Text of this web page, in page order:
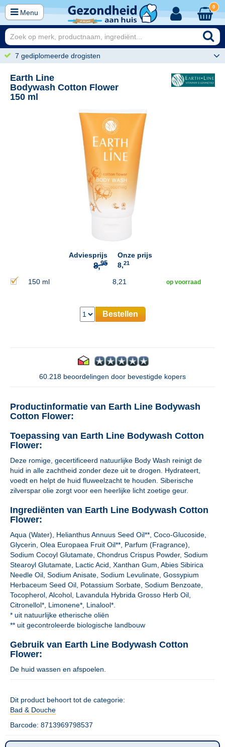
Menu
0
7 gediplomeerde drogisten
Earth Line
Bodywash Cotton Flower
150 ml
Adviesprijs
Onze prijs
8,21
150 ml 8,21 op voorraad
Bestellen
60.218 beoordelingen door bevestigde kopers
Productinformatie van Earth Line Bodywash
Cotton Flower:
Toepassing van Earth Line Bodywash Cotton
Flower:
Deze romige, gecertificeerd natuurlijke Body Wash reinigt de
huid in alle zachtheid zonder deze uit te drogen. Hydrateert,
voedt en helpt de huid fluweelzacht te houden. Siberische
zilverspar olie zorgt voor een heerlijke licht zoetige geur.
Ingrediënten van Earth Line Bodywash Cotton
Flower:
Aqua (Water), Helianthus Annuus Seed Oil**, Coco-Glucoside,
Glycerin, Olea Europaea Fruit Oil**, Parfum (Fragrance),
Sodium Cocoyl Glutamate, Chondrus Crispus Powder, Sodium
Stearoyl Glutamate, Lactic Acid, Xanthan Gum, Abies Sibirica
Needle Oil, Sodium Anisate, Sodium Levulinate, Gossypium
Herbaceum Seed Oil, Potassium Sorbate, Sodium Benzoate,
Tocopherol, Alcohol, Lavandula Hybrida Grosso Herb Oil,
Citronellol*, Limonene*, Linalool*.
* uit natuurlijke etherische oliën
** uit gecontroleerde biologische landbouw
Gebruik van Earth Line Bodywash Cotton
Flower:
De huid wassen en afspoelen.
Dit product behoort tot de categorie:
Bad & Douche
Barcode: 8713969798537